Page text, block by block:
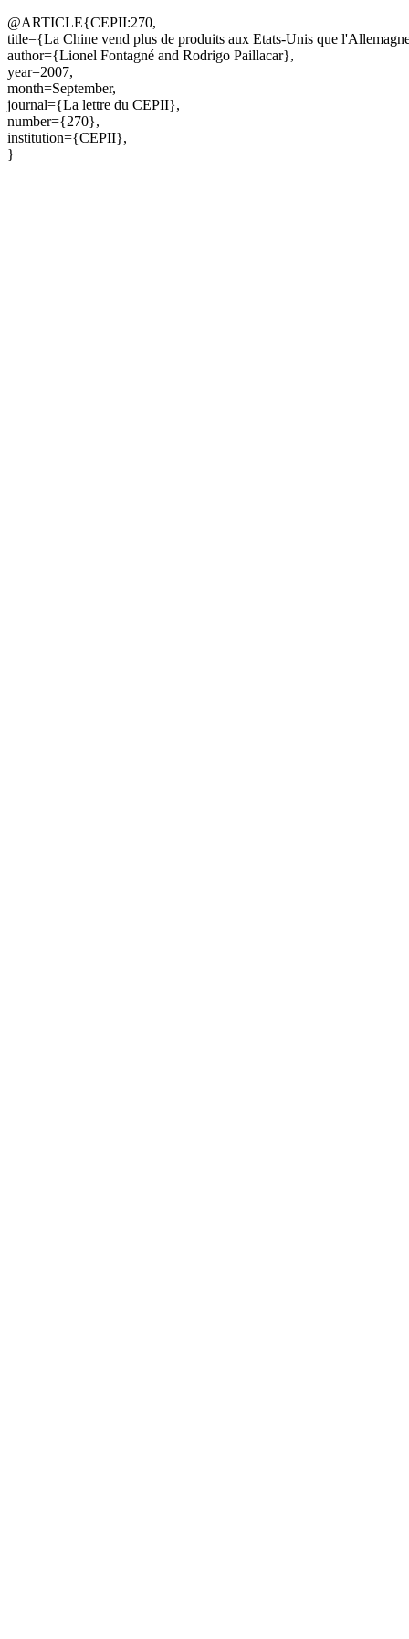
@ARTICLE{CEPII:270,
title={La Chine vend plus de produits aux Etats-Unis que
author={Lionel Fontagné and Rodrigo Paillacar},
year=2007,
month=September,
journal={La lettre du CEPII},
number={270},
institution={CEPII},
}